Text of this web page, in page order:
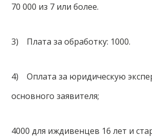
70 000 из 7 или более.
3) Плата за обработку: 1000.
4) Оплата за юридическую
основного заявителя;
4000 для иждивенцев 16 лет и